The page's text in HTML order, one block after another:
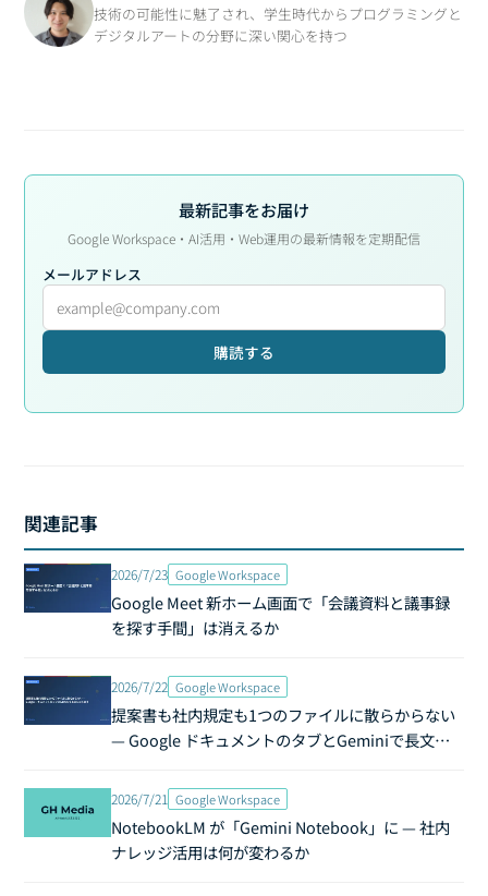
技術の可能性に魅了され、学生時代からプログラミングと
デジタルアートの分野に深い関心を持つ
最新記事をお届け
Google Workspace・AI活用・Web運用の最新情報を定期配信
メールアドレス
購読する
関連記事
2026/7/23 Google Workspace
Google Meet 新ホーム画面で「会議資料と議事録
を探す手間」は消えるか
2026/7/22 Google Workspace
提案書も社内規定も1つのファイルに散らからない
— Google ドキュメントのタブとGeminiで長文を
2026/7/21 Google Workspace
NotebookLM が「Gemini Notebook」に — 社内
ナレッジ活用は何が変わるか